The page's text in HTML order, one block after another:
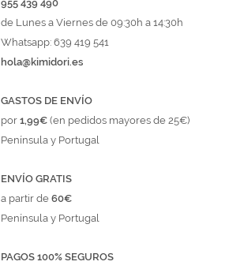
955 439 490
de Lunes a Viernes de 09:30h a 14:30h
Whatsapp: 639 419 541
hola@kimidori.es
GASTOS DE ENVÍO
por1,99€(en pedidos mayores de 25€)
Península y Portugal
ENVÍO GRATIS
a partir de60€
Península y Portugal
PAGOS 100% SEGUROS